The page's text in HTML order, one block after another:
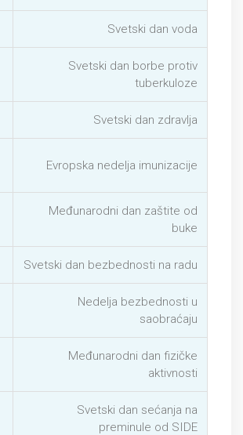
Svetski dan voda
Svetski dan borbe protiv
tuberkuloze
Svetski dan zdravlja
Evropska nedelja imunizacije
Međunarodni dan zaštite od
buke
Svetski dan bezbednosti na radu
Nedelja bezbednosti u
saobraćaju
Međunarodni dan fizičke
aktivnosti
Svetski dan sećanja na
preminule od SIDE